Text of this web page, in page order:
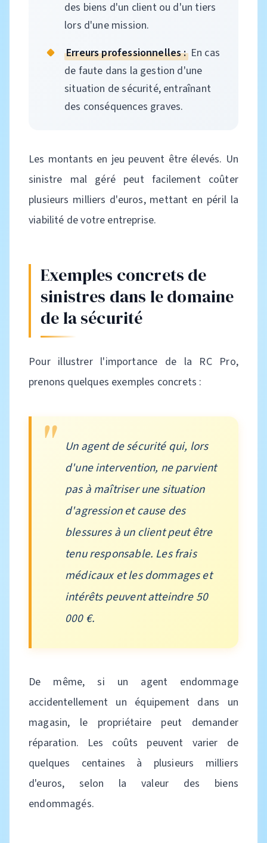
des biens d'un client ou d'un tiers
lors d'une mission.
Erreurs professionnelles :En cas
de faute dans la gestion d'une
situation de sécurité, entraînant
des conséquences graves.
Les montants en jeu peuvent être élevés. Un
sinistre mal géré peut facilement coûter
plusieurs milliers d'euros, mettant en péril la
viabilité de votre entreprise.
Exemples concrets de
sinistres dans le domaine
de la sécurité
Pour illustrer l'importance de la RC Pro,
prenons quelques exemples concrets :
Un agent de sécurité qui, lors
d'une intervention, ne parvient
pas à maîtriser une situation
d'agression et cause des
blessures à un client peut être
tenu responsable. Les frais
médicaux et les dommages et
intérêts peuvent atteindre 50
000 €.
De même, si un agent endommage
accidentellement un équipement dans un
magasin, le propriétaire peut demander
réparation. Les coûts peuvent varier de
quelques centaines à plusieurs milliers
d'euros, selon la valeur des biens
endommagés.